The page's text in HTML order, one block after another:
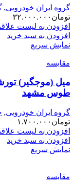
گروه ایران خودرویی,
تومان ۳۲.۰۰۰.۰۰۰
افزودن به لیست
افزودن به سبد خرید
نمایش سریع
مقایسه
طوس مشهد
گروه ایران خودرویی,
تومان ۱.۷۰۰.۰۰۰
افزودن به لیست
افزودن به سبد خرید
نمایش سریع
مقایسه